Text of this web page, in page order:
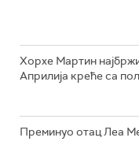
Хорхе Мартин
Априлија креће са
Преминуо отац Леа